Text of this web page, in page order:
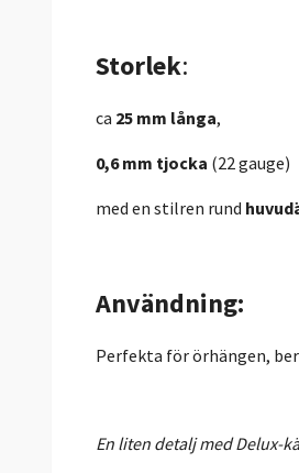
Storlek:
ca 25 mm långa,
0,6 mm tjocka (22 gauge)
med en stilren rund
Användning:
Perfekta för örhängen,
En liten detalj med Delux-